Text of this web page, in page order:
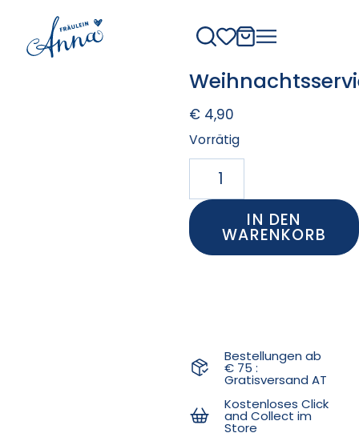
€4,90
Vorrätig
IN DEN
WARENKORB
Bestellungen ab
€ 75 :
Gratisversand AT
Kostenloses Click
and Collect im
Store